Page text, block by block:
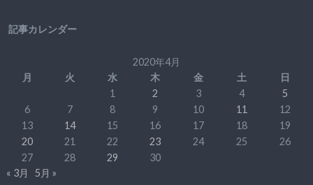
記事カレンダー
2020年4月
月
火 水 木 金 土
日
1
2 3 4
5
6
7 8 9 10 11
12
13
14 15 16 17 18
19
20
21 22 23 24 25
26
27
28 29
30
« 3月
5月 »